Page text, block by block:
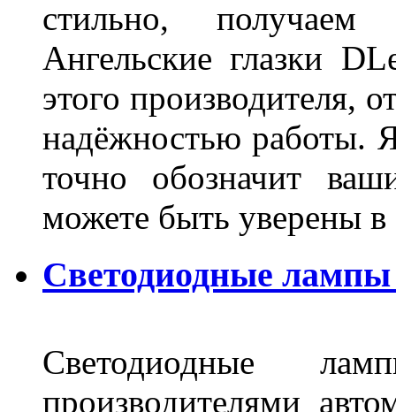
стильно,
Ангельские глазки
этого производителя,
надёжностью работы.
точно обозначит
можете быть уверены
Светодиодные
Светодиодные
производителями